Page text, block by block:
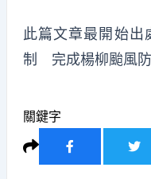
此篇文章最開始出
制 完成楊柳颱風
關鍵字